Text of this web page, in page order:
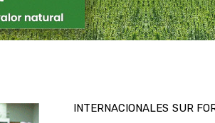
INTERNACIONALES SUR